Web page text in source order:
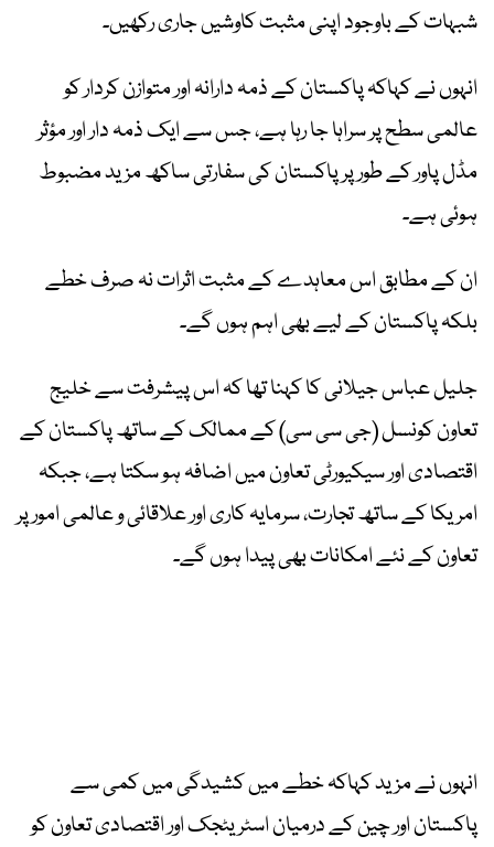
شبہات کے باوجود اپنی مثبت کاوشیں جاری رکھیں۔
انہوں نے کہاکہ پاکستان کے ذمہ دارانہ اور متوازن کردار کو
عالمی سطح پر سراہا جا رہا ہے، جس سے ایک ذمہ دار اور مؤثر
مڈل پاور کے طور پر پاکستان کی سفارتی ساکھ مزید مضبوط
ہوئی ہے۔
ان کے مطابق اس معاہدے کے مثبت اثرات نہ صرف خطے
بلکہ پاکستان کے لیے بھی اہم ہوں گے۔
جلیل عباس جیلانی کا کہنا تھا کہ اس پیشرفت سے خلیج
تعاون کونسل (جی سی سی) کے ممالک کے ساتھ پاکستان کے
اقتصادی اور سیکیورٹی تعاون میں اضافہ ہو سکتا ہے، جبکہ
امریکا کے ساتھ تجارت، سرمایہ کاری اور علاقائی و عالمی امور پر
تعاون کے نئے امکانات بھی پیدا ہوں گے۔
انہوں نے مزید کہاکہ خطے میں کشیدگی میں کمی سے
پاکستان اور چین کے درمیان اسٹریٹجک اور اقتصادی تعاون کو